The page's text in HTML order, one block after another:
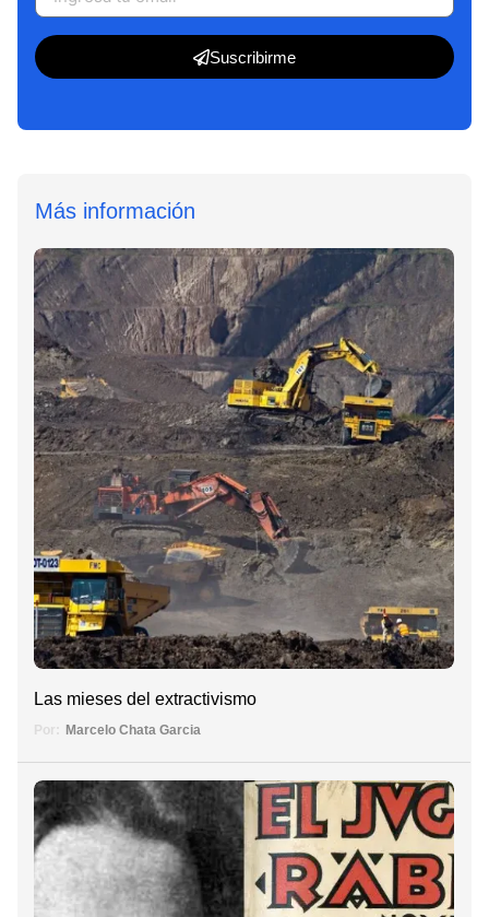
Suscribirme
Más información
Las mieses del extractivismo
Por: Marcelo Chata Garcia